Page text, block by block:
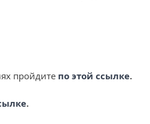
пройдите по этой ссылке.
.